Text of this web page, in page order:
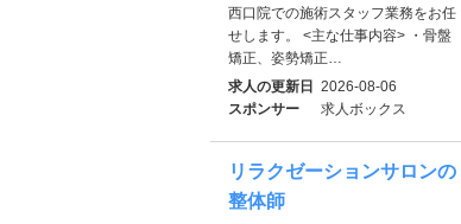
西口院での施術スタッフ業務をお任
せします。 <主な仕事内容> ・骨盤
矯正、姿勢矯正…
求人の更新日 2026-08-06
スポンサー
求人ボックス
リラクゼーションサロンの
整体師